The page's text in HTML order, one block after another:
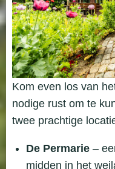
Kom even los van
nodige rust om te
twee prachtige
De Permarie–
midden in het